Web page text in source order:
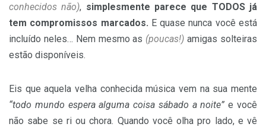
conhecidos não), simplesmente parece que TODOS já
tem compromissos marcados. E quase nunca você está
incluído neles… Nem mesmo as (poucas!) amigas solteiras
estão disponíveis.
Eis que aquela velha conhecida música vem na sua mente
“todo mundo espera alguma coisa sábado a noite” e você
não sabe se ri ou chora. Quando você olha pro lado, e vê